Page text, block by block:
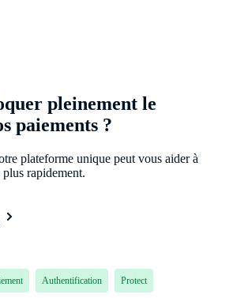
pleinement le
paiements ?
plateforme unique peut vous aider à
rapidement.
Authentification Protect